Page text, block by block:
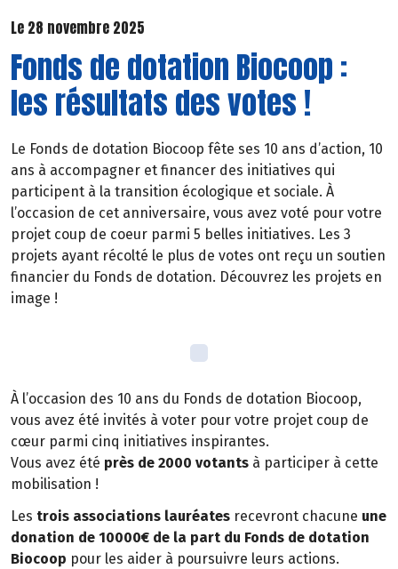
Le 28 novembre 2025
Fonds de dotation Biocoop :
les résultats des votes !
Le Fonds de dotation Biocoop fête ses 10 ans d’action, 10
ans à accompagner et financer des initiatives qui
participent à la transition écologique et sociale. À
l’occasion de cet anniversaire, vous avez voté pour votre
projet coup de coeur parmi 5 belles initiatives. Les 3
projets ayant récolté le plus de votes ont reçu un soutien
financier du Fonds de dotation. Découvrez les projets en
image !
À l’occasion des 10 ans du Fonds de dotation Biocoop,
vous avez été invités à voter pour votre projet coup de
cœur parmi cinq initiatives inspirantes.
Vous avez été près de 2000 votants à participer à cette
mobilisation !
Les trois associations lauréates recevront chacune une
donation de 10000€ de la part du Fonds de dotation
Biocoop pour les aider à poursuivre leurs actions.